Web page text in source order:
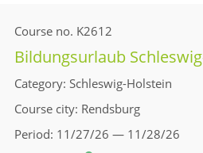
Course no. K2612
Bildungsurlaub
Category Schleswig-Holstein
Course city Rendsburg
Period 11/27/26 — 11/28/26